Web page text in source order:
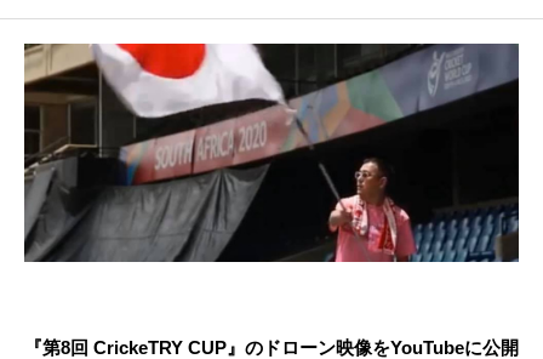
『第8回 CrickeTRY CUP』のドローン映像をYouTubeに公開